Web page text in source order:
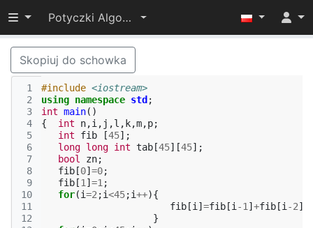
Przełącz widoczność menu
Potyczki Algorytmiczne 2014
Skopiuj do schowka
1
2
3
4
5
6
7
8
9
10
11
12
#include <iostream>
using namespace std ;
int main()
{
int n,i , j ,l , k,m,p;
int
fib [45];
long long int tab [45][45];
bool
zn;
fib [0] =0;
fib [1 ] =1 ;
for(i=2 ;i<45;i++){
fib [i ] =fib [i -1 ] +fib [i -2];
}